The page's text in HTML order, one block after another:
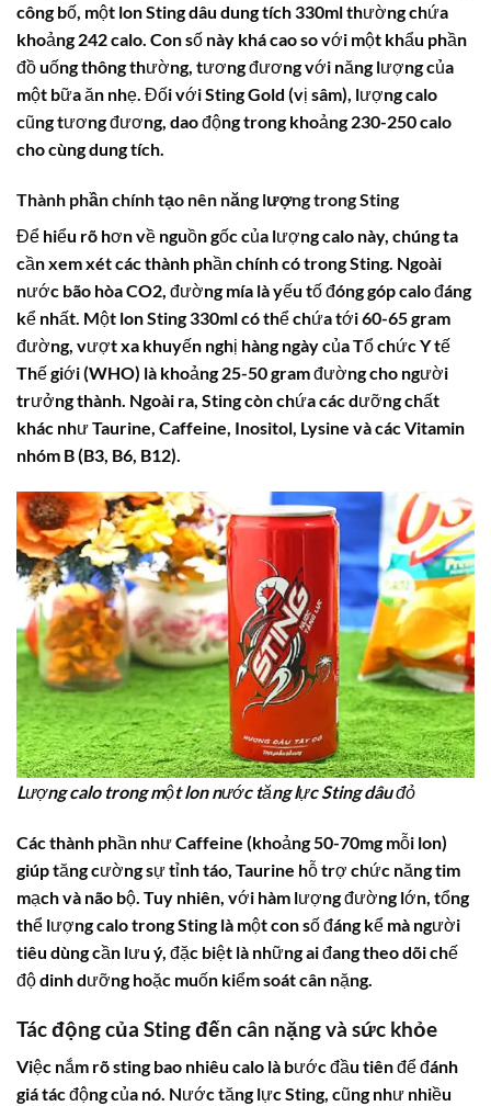
công bố, một lonSting dâu dung tích 330ml thường chứa
khoảng242 calo. Con số này khá cao so với một khẩu phần
đồ uống thông thường, tương đương với năng lượng của
một bữa ăn nhẹ. Đối vớiSting Gold (vị sâm), lượng calo
cũng tương đương, dao động trong khoảng 230-250 calo
cho cùng dung tích.
Thành phần chính tạo nên năng lượng trongSting
Để hiểu rõ hơn về nguồn gốc của lượng calo này, chúng ta
cần xem xét các thành phần chính có trongSting. Ngoài
nước bão hòa CO2, đường mía là yếu tố đóng góp calo đáng
kể nhất. Một lonSting330ml có thể chứa tới 60-65 gram
đường, vượt xa khuyến nghị hàng ngày của Tổ chức Y tế
Thế giới (WHO) là khoảng 25-50 gram đường cho người
trưởng thành. Ngoài ra, Stingcòn chứa các dưỡng chất
khác như Taurine, Caffeine, Inositol, Lysine và các Vitamin
nhóm B (B3, B6, B12).
Lượng calo trong một lon nước tăng lực Sting dâu đỏ
Các thành phần như Caffeine (khoảng 50-70mg mỗi lon)
giúp tăng cường sự tỉnh táo, Taurine hỗ trợ chức năng tim
mạch và não bộ. Tuy nhiên, với hàm lượng đường lớn, tổng
thể lượngcalo trong Stinglà một con số đáng kể mà người
tiêu dùng cần lưu ý, đặc biệt là những ai đang theo dõi chế
độ dinh dưỡng hoặc muốn kiểm soát cân nặng.
Tác động của Stingđến cân nặng và sức khỏe
Việc nắm rõsting bao nhiêu calo là bước đầu tiên để đánh
giá tác động của nó. Nước tăng lựcSting, cũng như nhiều